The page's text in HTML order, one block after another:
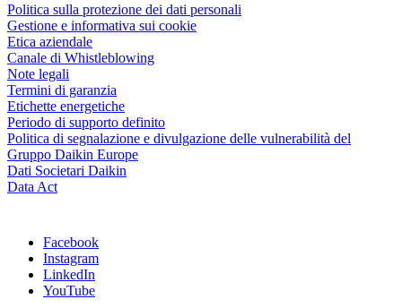
Politica sulla protezione dei dati personali
Gestione e informativa sui cookie
Etica aziendale
Canale di Whistleblowing
Note legali
Termini di garanzia
Etichette energetiche
Periodo di supporto definito
Politica di segnalazione e divulgazione delle vulnerabilità del
Gruppo Daikin Europe
Dati Societari Daikin
Data Act
Facebook
Instagram
LinkedIn
YouTube